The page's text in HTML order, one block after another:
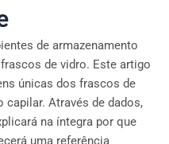
de armazenamento
de vidro. Este artigo
únicas dos frascos de
capilar. Através de dados,
na íntegra por que
uma referência